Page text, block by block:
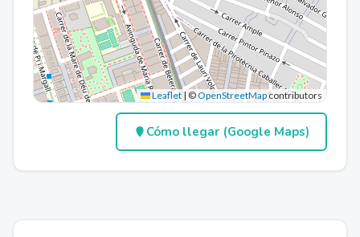
Leaflet | ©OpenStreetMapcontributors
Cómo llegar (Google Maps)